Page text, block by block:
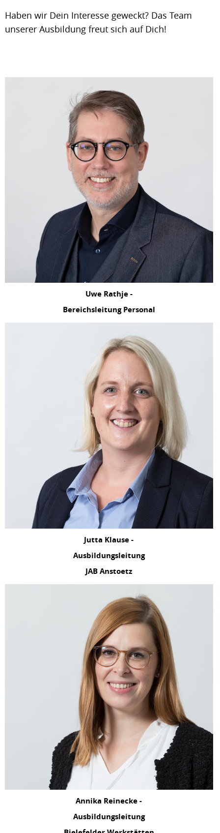
Haben wir Dein Interesse geweckt? Das Team
unserer Ausbildung freut sich auf Dich!
Uwe Rathje -
Bereichsleitung Personal
Jutta Klause -
Ausbildungsleitung
JAB Anstoetz
Annika Reinecke -
Ausbildungsleitung